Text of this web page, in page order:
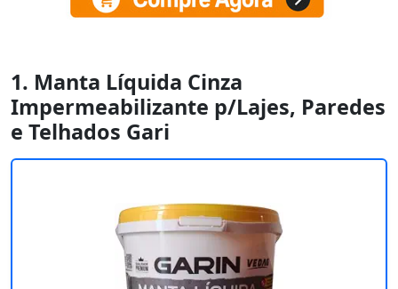
1. Manta Líquida Cinza
Impermeabilizante p/Lajes, Paredes
e Telhados Gari